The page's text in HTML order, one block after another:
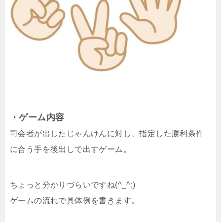
・ゲーム内容
司会者が出したじゃんけんに対し、指定した勝利条件
に合う手を後出しで出すゲーム。
ちょっと分かりづらいですね(^_^;)
ゲームの流れで具体例を書きます。